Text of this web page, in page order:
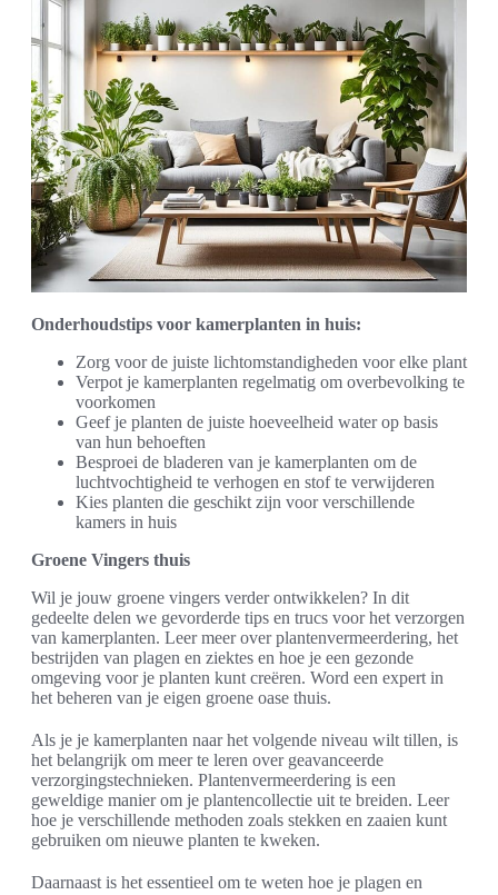
Onderhoudstips voor kamerplanten in huis:
Zorg voor de juiste lichtomstandigheden voor elke plant
Verpot je kamerplanten regelmatig om overbevolking te
voorkomen
Geef je planten de juiste hoeveelheid water op basis
van hun behoeften
Besproei de bladeren van je kamerplanten om de
luchtvochtigheid te verhogen en stof te verwijderen
Kies planten die geschikt zijn voor verschillende
kamers in huis
Groene Vingers thuis
Wil je jouw groene vingers verder ontwikkelen? In dit
gedeelte delen we gevorderde tips en trucs voor het verzorgen
van kamerplanten. Leer meer over plantenvermeerdering, het
bestrijden van plagen en ziektes en hoe je een gezonde
omgeving voor je planten kunt creëren. Word een expert in
het beheren van je eigen groene oase thuis.
Als je je kamerplanten naar het volgende niveau wilt tillen, is
het belangrijk om meer te leren over geavanceerde
verzorgingstechnieken. Plantenvermeerdering is een
geweldige manier om je plantencollectie uit te breiden. Leer
hoe je verschillende methoden zoals stekken en zaaien kunt
gebruiken om nieuwe planten te kweken.
Daarnaast is het essentieel om te weten hoe je plagen en